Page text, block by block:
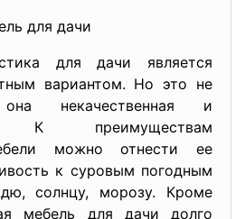
для дачи
для дачи является
вариантом. Но это не
некачественная и
К преимуществам
можно отнести ее
к суровым погодным
солнцу, морозу. Кроме
мебель для дачи долго